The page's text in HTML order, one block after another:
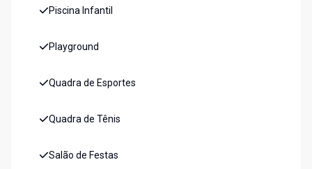
Piscina Infantil
Playground
Quadra de Esportes
Quadra de Tênis
Salão de Festas